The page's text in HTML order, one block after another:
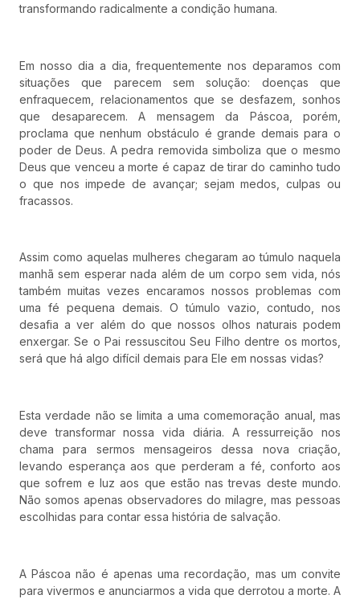
transformando radicalmente a condição humana.
Em nosso dia a dia, frequentemente nos deparamos com
situações que parecem sem solução: doenças que
enfraquecem, relacionamentos que se desfazem, sonhos
que desaparecem. A mensagem da Páscoa, porém,
proclama que nenhum obstáculo é grande demais para o
poder de Deus. A pedra removida simboliza que o mesmo
Deus que venceu a morte é capaz de tirar do caminho tudo
o que nos impede de avançar; sejam medos, culpas ou
fracassos.
Assim como aquelas mulheres chegaram ao túmulo naquela
manhã sem esperar nada além de um corpo sem vida, nós
também muitas vezes encaramos nossos problemas com
uma fé pequena demais. O túmulo vazio, contudo, nos
desafia a ver além do que nossos olhos naturais podem
enxergar. Se o Pai ressuscitou Seu Filho dentre os mortos,
será que há algo difícil demais para Ele em nossas vidas?
Esta verdade não se limita a uma comemoração anual, mas
deve transformar nossa vida diária. A ressurreição nos
chama para sermos mensageiros dessa nova criação,
levando esperança aos que perderam a fé, conforto aos
que sofrem e luz aos que estão nas trevas deste mundo.
Não somos apenas observadores do milagre, mas pessoas
escolhidas para contar essa história de salvação.
A Páscoa não é apenas uma recordação, mas um convite
para vivermos e anunciarmos a vida que derrotou a morte. A